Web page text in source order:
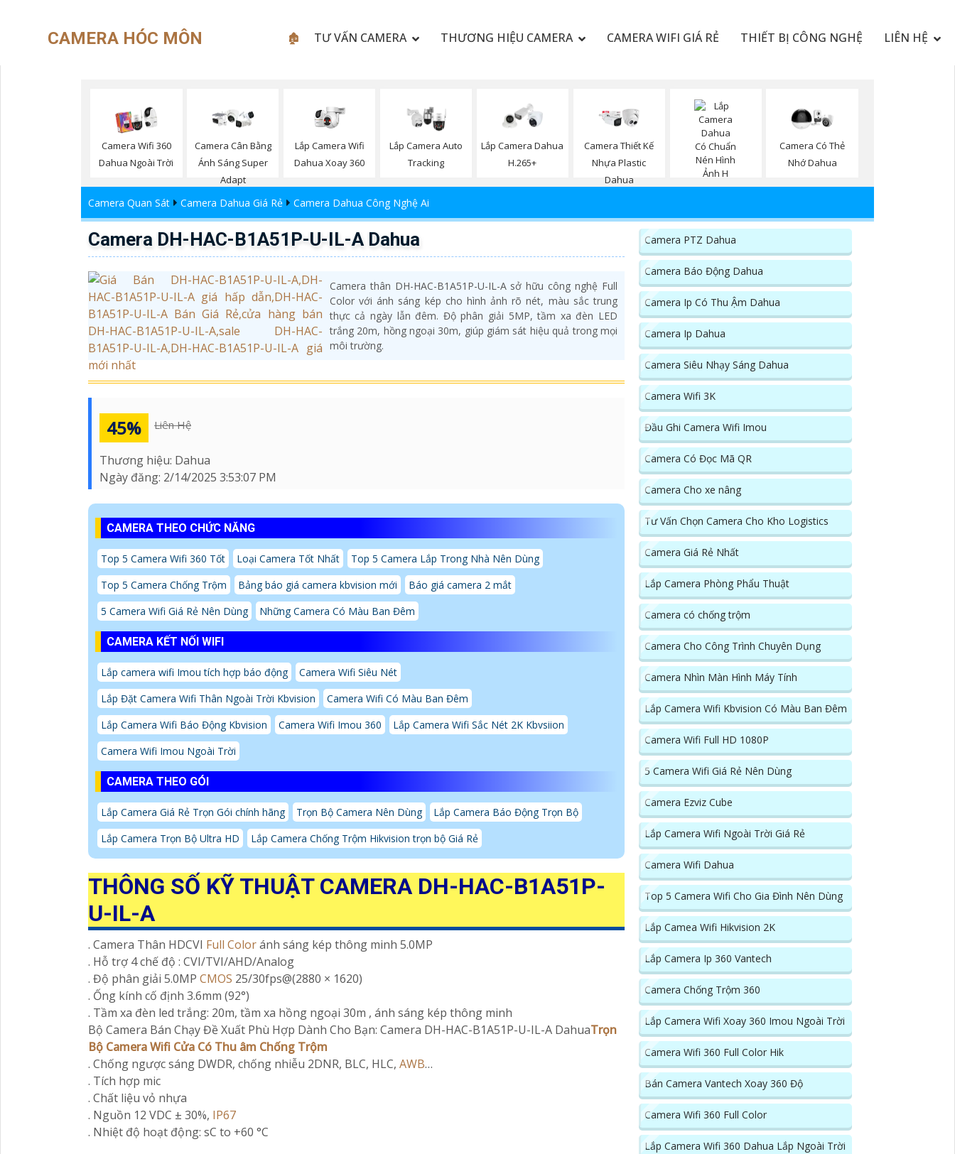
CAMERA HÓC MÔN 🏚 TƯ VẤN CAMERA THƯƠNG HIỆU CAMERA CAMERA WIFI GIÁ RẺ THIẾT BỊ CÔNG NGHỆ LIÊN HỆ
Camera Wifi 360
Dahua Ngoài Trời
Camera Cân Bằng
Ánh Sáng Super
Adapt
Lắp Camera Wifi
Dahua Xoay 360
Lắp Camera Auto
Tracking
Lắp Camera Dahua
H.265+
Camera Thiết Kế
Nhựa Plastic
Dahua
Camera H.265
Camera Có Thẻ
Nhớ Dahua
Camera Quan Sát Camera Dahua Giá Rẻ Camera Dahua Công Nghệ Ai
Camera DH-HAC-B1A51P-U-IL-A Dahua
Camera thân DH-HAC-B1A51P-U-IL-A sở hữu công nghệ Full
Color với ánh sáng kép cho hình ảnh rõ nét, màu sắc trung
thực cả ngày lẫn đêm. Độ phân giải 5MP, tầm xa đèn LED
trắng 20m, hồng ngoại 30m, giúp giám sát hiệu quả trong mọi
môi trường.
45% Liên Hệ
Thương hiệu: Dahua
Ngày đăng: 2/14/2025 3:53:07 PM
CAMERA THEO CHỨC NĂNG
Top 5 Camera Wifi 360 Tốt Loại Camera Tốt Nhất
Top 5 Camera Lắp Trong Nhà Nên Dùng
Top 5 Camera Chống Trộm
Bảng báo giá camera kbvision mới
Báo giá camera 2 mắt
5 Camera Wifi Giá Rẻ Nên Dùng
Những Camera Có Màu Ban Đêm
CAMERA KẾT NỐI WIFI
Lắp camera wifi Imou tích hợp báo động
Camera Wifi Siêu Nét
Lắp Đặt Camera Wifi Thân Ngoài Trời Kbvision
Camera Wifi Có Màu Ban Đêm
Lắp Camera Wifi Báo Động Kbvision
Camera Wifi Imou 360
Lắp Camera Wifi Sắc Nét 2K Kbvsiion
Camera Wifi Imou Ngoài Trời
CAMERA THEO GÓI
Lắp Camera Giá Rẻ Trọn Gói chính hãng Trọn Bộ Camera Nên Dùng
Lắp Camera Báo Động Trọn Bộ
Lắp Camera Trọn Bộ Ultra HD
Lắp Camera Chống Trộm Hikvision trọn bộ Giá Rẻ
THÔNG SỐ KỸ THUẬT CAMERA DH-HAC-B1A51P-
U-IL-A
. Camera Thân HDCVI Full Coloránh sáng kép thông minh 5.0MP
. Hỗ trợ 4 chế độ : CVI/TVI/AHD/Analog
. Độ phân giải 5.0MP CMOS 25/30fps@(2880 × 1620)
. Ống kính cố định 3.6mm (92°)
. Tầm xa đèn led trắng: 20m, tầm xa hồng ngoại 30m , ánh sáng kép thông minh
Bộ Camera Bán Chạy Đề Xuất Phù Hợp Dành Cho Bạn: Camera DH-HAC-B1A51P-U-IL-A DahuaTrọn
Bộ Camera Wifi Cửa Có Thu âm Chống Trộm
. Chống ngược sáng DWDR, chống nhiễu 2DNR, BLC, HLC, AWB…
. Tích hợp mic
. Chất liệu vỏ nhựa
. Nguồn 12 VDC ± 30%, IP67
. Nhiệt độ hoạt động: sC to +60 °C
Camera PTZ Dahua
Camera Báo Động Dahua
Camera Ip Có Thu Ậm Dahua
Camera Ip Dahua
Camera Siêu Nhạy Sáng Dahua
Camera Wifi 3K
Đầu Ghi Camera Wifi Imou
Camera Có Đọc Mã QR
Camera Cho xe nâng
Tư Vấn Chọn Camera Cho Kho Logistics
Camera Giá Rẻ Nhất
Lắp Camera Phòng Phẩu Thuật
Camera có chống trộm
Camera Cho Công Trình Chuyên Dụng
Camera Nhìn Màn Hình Máy Tính
Lắp Camera Wifi Kbvision Có Màu Ban Đêm
Camera Wifi Full HD 1080P
5 Camera Wifi Giá Rẻ Nên Dùng
Camera Ezviz Cube
Lắp Camera Wifi Ngoài Trời Giá Rẻ
Camera Wifi Dahua
Top 5 Camera Wifi Cho Gia Đình Nên Dùng
Lắp Camea Wifi Hikvision 2K
Lắp Camera Ip 360 Vantech
Camera Chống Trộm 360
Lắp Camera Wifi Xoay 360 Imou Ngoài Trời
Camera Wifi 360 Full Color Hik
Bán Camera Vantech Xoay 360 Độ
Camera Wifi 360 Full Color
Lắp Camera Wifi 360 Dahua Lắp Ngoài Trời